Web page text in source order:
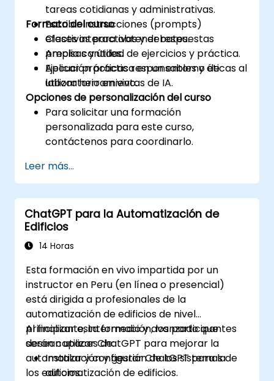
tareas cotidianas y administrativas.
Escribir instrucciones (prompts)
efectivas para obtener respuestas
precisas y útiles.
Aplicar prácticas responsables y éticas al
utilizar herramientas de IA.
Formato del curso
Clases interactivas y debates.
Amplia cantidad de ejercicios y práctica.
Ejecución práctica en un entorno de
laboratorio en vivo.
Opciones de personalización del curso
Para solicitar una formación
personalizada para este curso,
contáctenos para coordinarlo.
Leer más...
ChatGPT para la Automatización de
Edificios
14 Horas
Esta formación en vivo impartida por un
instructor en Peru (en línea o presencial)
está dirigida a profesionales de la
automatización de edificios de nivel
principiante, intermedio y avanzado que
desean utilizar ChatGPT para mejorar la
automatización y gestión de los sistemas de
los edificios.
Al finalizar esta formación, los participantes
serán capaces de:
Instalar y configurar ChatGPT para la
automatización de edificios.